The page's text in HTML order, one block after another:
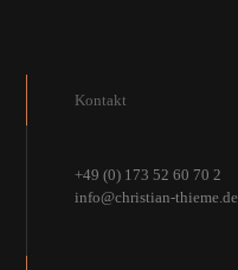
Kontakt
+49 (0) 173 52 60 70 2
info@christian-thieme.de